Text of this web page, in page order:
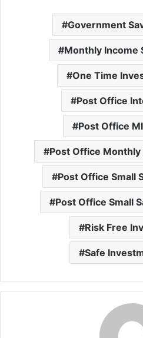
Government
Monthly Income
One Time
Post Office
Post Office
Post Office Monthly
Post Office Small
Post Office Small
Risk Free
Safe